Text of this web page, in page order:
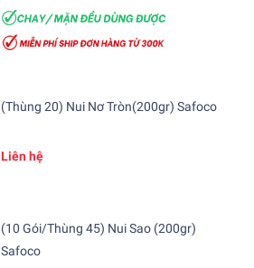
(Thùng 20) Nui Nơ Tròn(200gr) Safoco
Liên hệ
(10 Gói/Thùng 45) Nui Sao (200gr)
Safoco